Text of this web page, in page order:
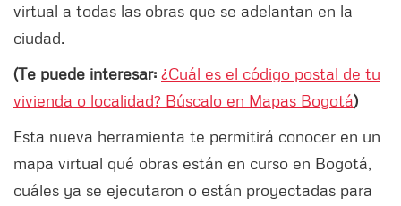
virtual a todas las obras que se adelantan en la
ciudad.
(Te puede interesar: ¿Cuál es el código postal de tu
vivienda o localidad? Búscalo en Mapas Bogotá)
Esta nueva herramienta te permitirá conocer en un
mapa virtual qué obras están en curso en Bogotá,
cuáles ya se ejecutaron o están proyectadas para